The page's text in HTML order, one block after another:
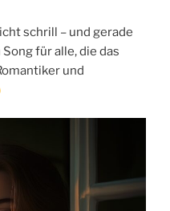
schrill – und gerade
für alle, die das
und